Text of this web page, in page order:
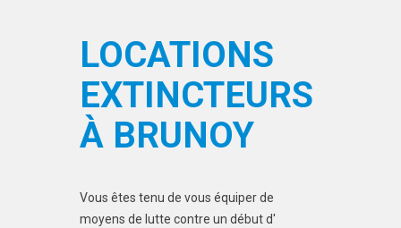
LOCATIONS
EXTINCTEURS
À BRUNOY
Vous êtes tenu de vous équiper de
moyens de lutte contre un début d'